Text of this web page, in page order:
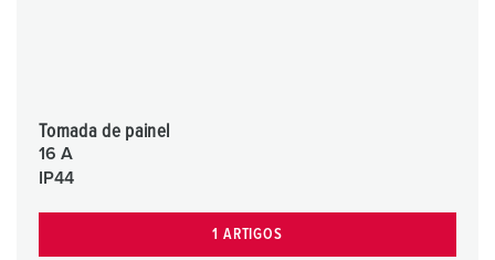
Tomada de painel
16 A
IP44
1 ARTIGOS